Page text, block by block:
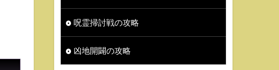
呪霊掃討戦の攻略
凶地開闢の攻略